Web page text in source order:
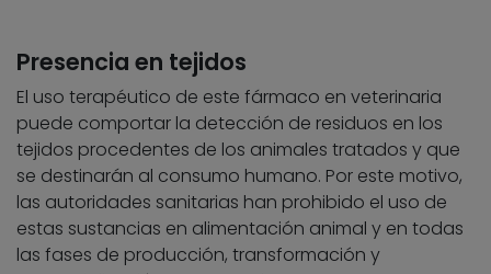
Presencia en tejidos
El uso terapéutico de este fármaco en veterinaria
puede comportar la detección de residuos en los
tejidos procedentes de los animales tratados y que
se destinarán al consumo humano. Por este motivo,
las autoridades sanitarias han prohibido el uso de
estas sustancias en alimentación animal y en todas
las fases de producción, transformación y